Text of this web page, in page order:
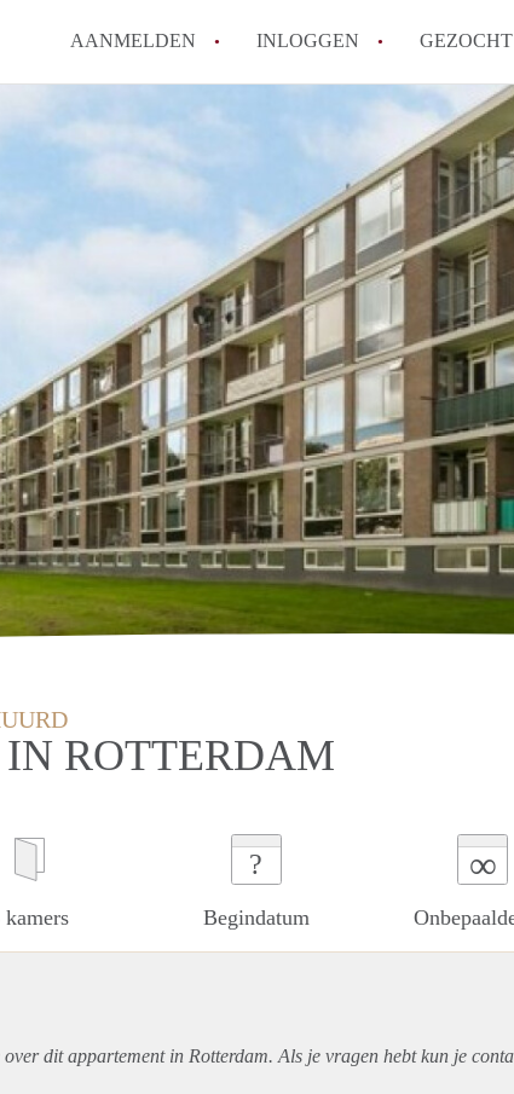
AANMELDEN INLOGGEN GEZOCHT
How to translate
Wat is
Hoeveel kost het om
Wat is de
Berekent
Alle veelgestelde
ROTTERDAM
kamers
?
Begindatum
∞
over ditappartementin Rotterdam. Als je vragen hebt kun je